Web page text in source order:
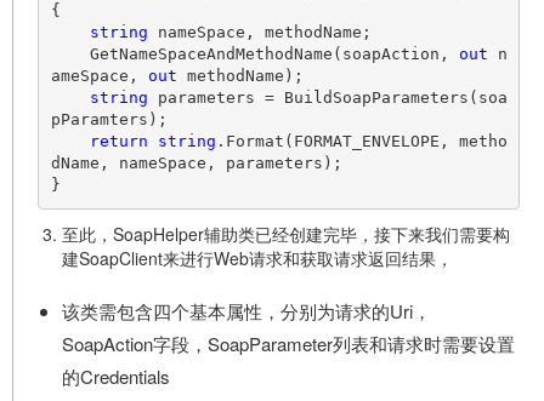
{
string nameSpace, methodName;
    GetNameSpaceAndMethodName(soapAction,
out n
ameSpace, out methodName);
string parameters = BuildSoapParameters(soa
pParamters);
return
string .Format(FORMAT_ENVELOPE, metho
dName, nameSpace, parameters);
至此，SoapHelper辅助类已经创建完毕，接下来我们需要构
建SoapClient来进行Web请求和获取请求返回结果，
该类需包含四个基本属性，分别为请求的Uri，
SoapAction字段，SoapParameter列表和请求时需要设置
的Credentials